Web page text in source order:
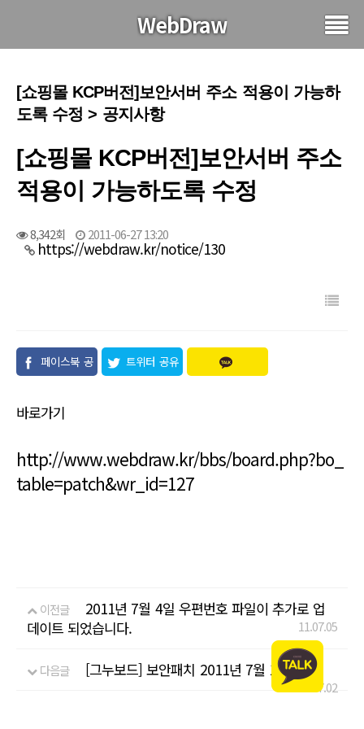
WebDraw
[쇼핑몰 KCP버전]보안서버 주소 적용이 가능하
도록 수정 > 공지사항
[쇼핑몰 KCP버전]보안서버 주소
적용이 가능하도록 수정
8,342회 2011-06-27 13:20
https://webdraw.kr/notice/130
페이스북 공
트위터 공유
바로가기
http://www.webdraw.kr/bbs/board.php?bo_
table=patch&wr_id=127
이전글
2011년 7월 4일 우편번호 파일이 추가로 업
데이트 되었습니다.
11.07.05
다음글 [그누보드] 보안패치 2011년 7월 1일자
11.07.02